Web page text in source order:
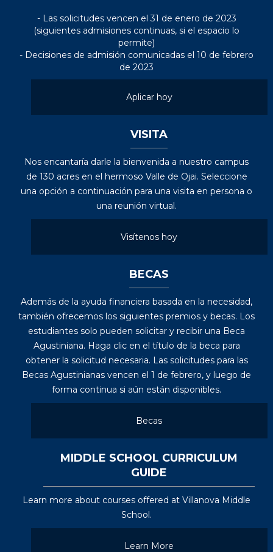
- Las solicitudes vencen el 31 de enero de 2023
(siguientes admisiones continuas, si el espacio lo
permite)
- Decisiones de admisión comunicadas el 10 de febrero
de 2023
Aplicar hoy
VISITA
Nos encantaría darle la bienvenida a nuestro campus
de 130 acres en el hermoso Valle de Ojai. Seleccione
una opción a continuación para una visita en persona o
una reunión virtual.
Visítenos hoy
BECAS
Además de la ayuda financiera basada en la necesidad,
también ofrecemos los siguientes premios y becas. Los
estudiantes solo pueden solicitar y recibir una Beca
Agustiniana. Haga clic en el título de la beca para
obtener la solicitud necesaria. Las solicitudes para las
Becas Agustinianas vencen el 1 de febrero, y luego de
forma continua si aún están disponibles.
Becas
MIDDLE SCHOOL CURRICULUM
GUIDE
Learn more about courses offered at Villanova Middle
School.
Learn More